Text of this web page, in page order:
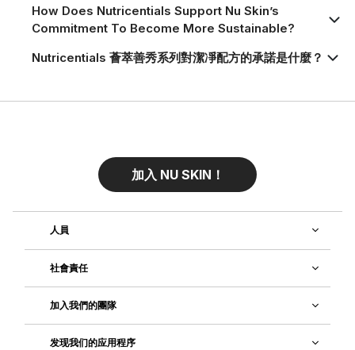
How Does Nutricentials Support Nu Skin’s
Commitment To Become More Sustainable?
Nutricentials 薈萃善秀系列對潔凈配方的承諾是什麼？
加入 NU SKIN！
人員
社會責任
加入我們的團隊
发现我们的应用程序